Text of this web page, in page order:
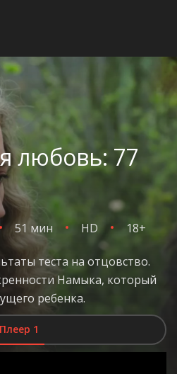
любовь: 77
51 мин HD 18+
теста на отцовство.
Намыка, который
ребенка.
Плеер 1